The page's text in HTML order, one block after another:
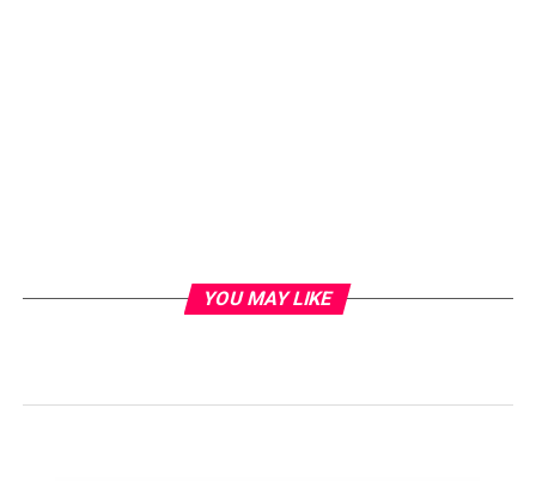
YOU MAY LIKE